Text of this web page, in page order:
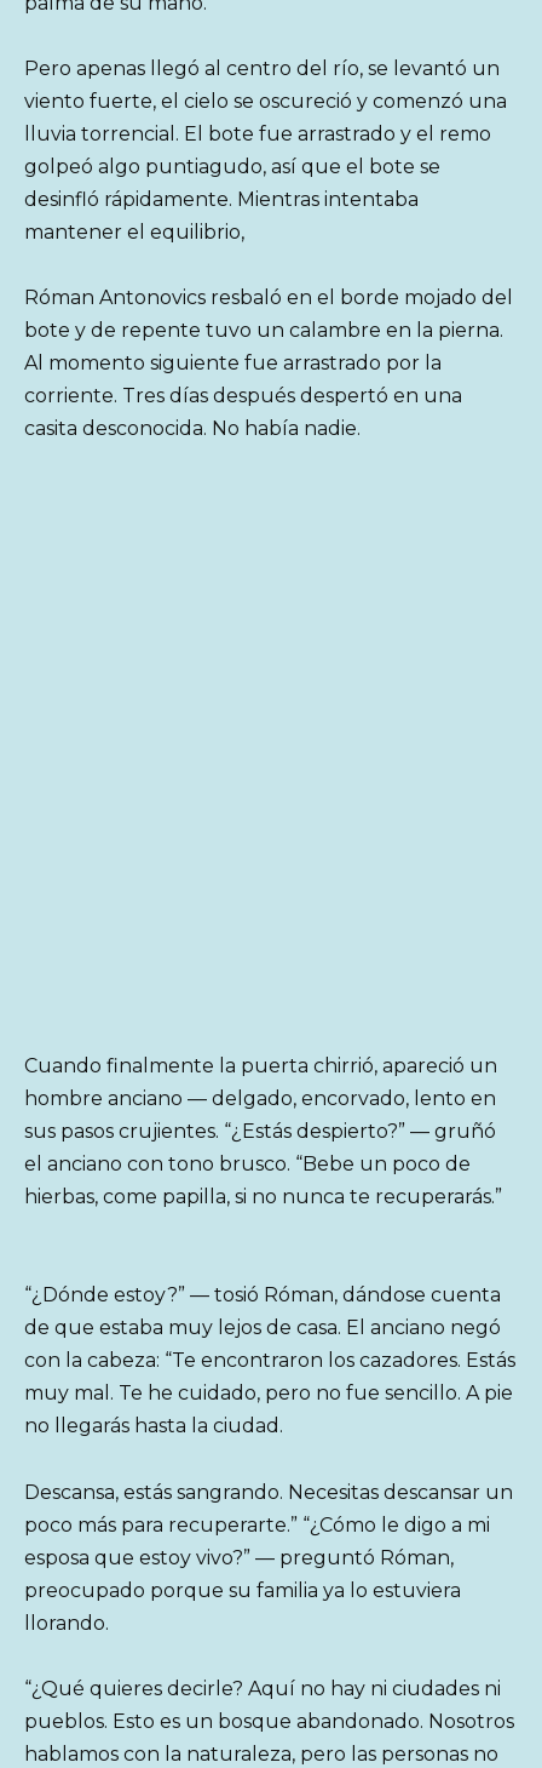
Pero apenas llegó al centro del río, se levantó un
viento fuerte, el cielo se oscureció y comenzó una
lluvia torrencial. El bote fue arrastrado y el remo
golpeó algo puntiagudo, así que el bote se
desinfló rápidamente. Mientras intentaba
mantener el equilibrio,
Róman Antonovics resbaló en el borde mojado del
bote y de repente tuvo un calambre en la pierna.
Al momento siguiente fue arrastrado por la
corriente. Tres días después despertó en una
casita desconocida. No había nadie.
Cuando finalmente la puerta chirrió, apareció un
hombre anciano — delgado, encorvado, lento en
sus pasos crujientes. “¿Estás despierto?” — gruñó
el anciano con tono brusco. “Bebe un poco de
hierbas, come papilla, si no nunca te recuperarás.”
“¿Dónde estoy?” — tosió Róman, dándose cuenta
de que estaba muy lejos de casa. El anciano negó
con la cabeza: “Te encontraron los cazadores. Estás
muy mal. Te he cuidado, pero no fue sencillo. A pie
no llegarás hasta la ciudad.
Descansa, estás sangrando. Necesitas descansar un
poco más para recuperarte.” “¿Cómo le digo a mi
esposa que estoy vivo?” — preguntó Róman,
preocupado porque su familia ya lo estuviera
llorando.
“¿Qué quieres decirle? Aquí no hay ni ciudades ni
pueblos. Esto es un bosque abandonado. Nosotros
hablamos con la naturaleza, pero las personas no